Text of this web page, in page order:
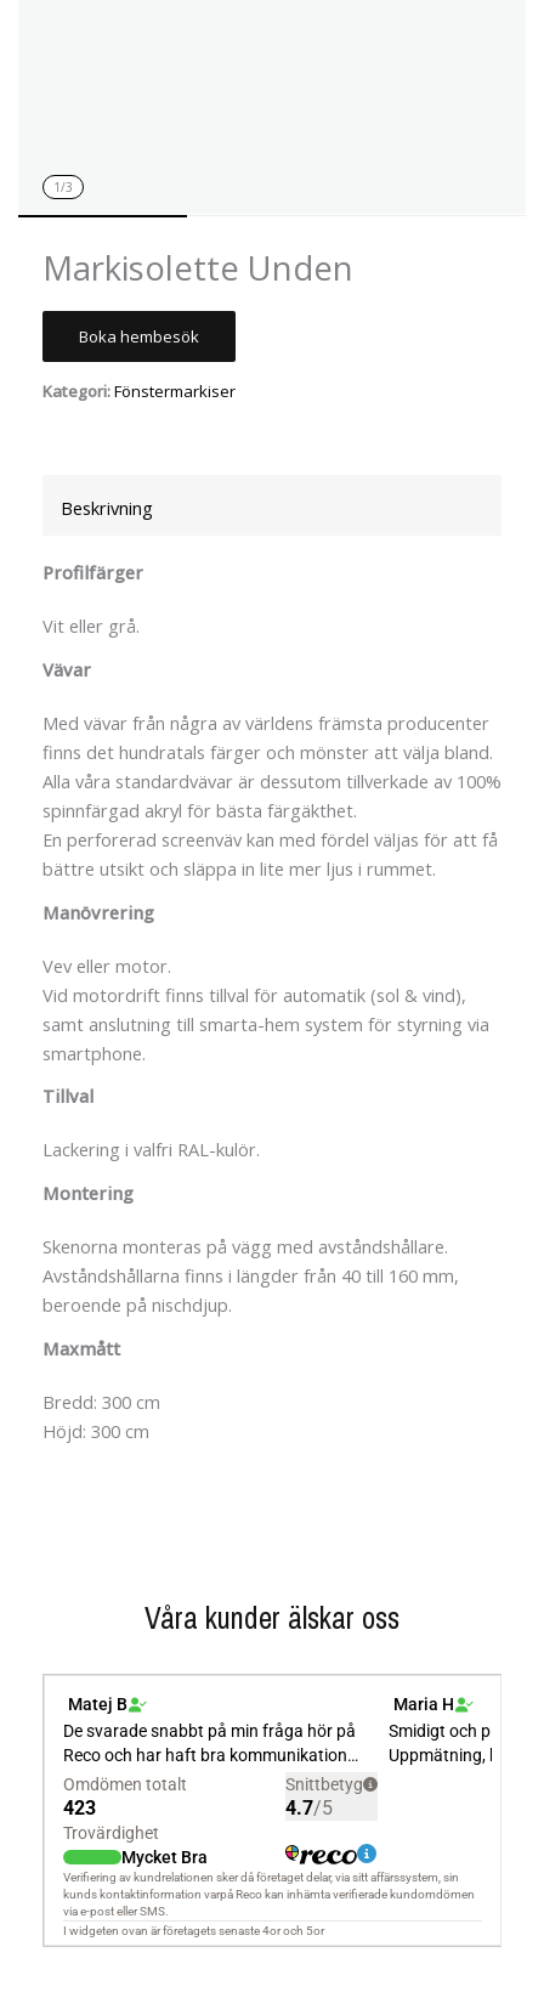
1/3
Markisolette Unden
Boka hembesök
Kategori:Fönstermarkiser
Beskrivning
Profilfärger
Vit eller grå.
Vävar
Med vävar från några av världens främsta producenter
finns det hundratals färger och mönster att välja bland.
Alla våra standardvävar är dessutom tillverkade av 100%
spinnfärgad akryl för bästa färgäkthet.
En perforerad screenväv kan med fördel väljas för att få
bättre utsikt och släppa in lite mer ljus i rummet.
Manövrering
Vev eller motor.
Vid motordrift finns tillval för automatik (sol & vind),
samt anslutning till smarta-hem system för styrning via
smartphone.
Tillval
Lackering i valfri RAL-kulör.
Montering
Skenorna monteras på vägg med avståndshållare.
Avståndshållarna finns i längder från 40 till 160 mm,
beroende på nischdjup.
Maxmått
Bredd: 300 cm
Höjd: 300 cm
Våra kunder älskar oss